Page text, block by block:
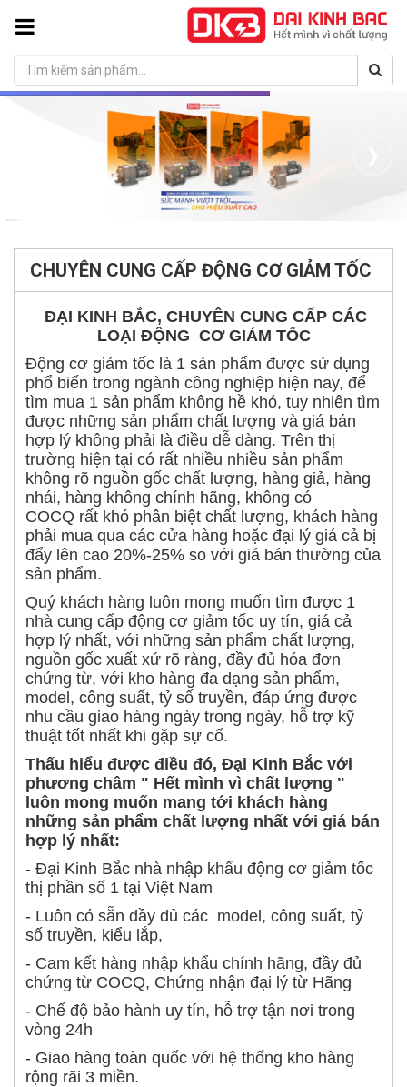
CHUYÊN CUNG CẤP ĐỘNG CƠ GIẢM TỐC
ĐẠI KINH BẮC, CHUYÊN CUNG CẤP CÁC
LOẠI ĐỘNG CƠ GIẢM TỐC
Động cơ giảm tốc là 1 sản phẩm được sử dụng
phổ biến trong ngành công nghiệp hiện nay, để
tìm mua 1 sản phẩm không hề khó, tuy nhiên tìm
được những sản phẩm chất lượng và giá bán
hợp lý không phải là điều dễ dàng. Trên thị
trường hiện tại có rất nhiều nhiều sản phẩm
không rõ nguồn gốc chất lượng, hàng giả, hàng
nhái, hàng không chính hãng, không có
COCQ rất khó phân biệt chất lượng, khách hàng
phải mua qua các cửa hàng hoặc đại lý giá cả bị
đẩy lên cao 20%-25% so với giá bán thường của
sản phẩm.
Quý khách hàng luôn mong muốn tìm được 1
nhà cung cấp động cơ giảm tốc uy tín, giá cả
hợp lý nhất, với những sản phẩm chất lượng,
nguồn gốc xuất xứ rõ ràng, đầy đủ hóa đơn
chứng từ, với kho hàng đa dạng sản phẩm,
model, công suất, tỷ số truyền, đáp ứng được
nhu cầu giao hàng ngày trong ngày, hỗ trợ kỹ
thuật tốt nhất khi gặp sự cố.
Thấu hiểu được điều đó, Đại Kinh Bắc với
phương châm " Hết mình vì chất lượng "
luôn mong muốn mang tới khách hàng
những sản phẩm chất lượng nhất với giá bán
hợp lý nhất:
- Đại Kinh Bắc nhà nhập khẩu động cơ giảm tốc
thị phần số 1 tại Việt Nam
- Luôn có sẵn đầy đủ các model, công suất, tỷ
số truyền, kiểu lắp,
- Cam kết hàng nhập khẩu chính hãng, đầy đủ
chứng từ COCQ, Chứng nhận đại lý từ Hãng
- Chế độ bảo hành uy tín, hỗ trợ tận nơi trong
vòng 24h
- Giao hàng toàn quốc với hệ thống kho hàng
rộng rãi 3 miền.